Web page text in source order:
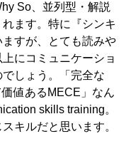
So、並列型・解説
ます。特に『シンキ
すが、とても読みや
にコミュニケーショ
しょう。「完全な
値あるMECE」なん
skills training。
キルだと思います。